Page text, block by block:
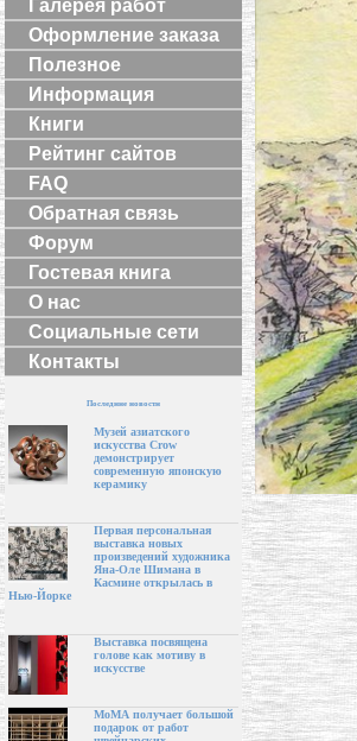
Галерея работ
Оформление заказа
Полезное
Информация
Книги
Рейтинг сайтов
FAQ
Обратная связь
Форум
Гостевая книга
О нас
Социальные сети
Контакты
Последние новости
Музей азиатского
искусства Crow
демонстрирует
современную японскую
керамику
Первая персональная
выставка новых
произведений художника
Яна-Оле Шимана в
Касмине открылась в
Нью-Йорке
Выставка посвящена
голове как мотиву в
искусстве
МоМА получает большой
подарок от работ